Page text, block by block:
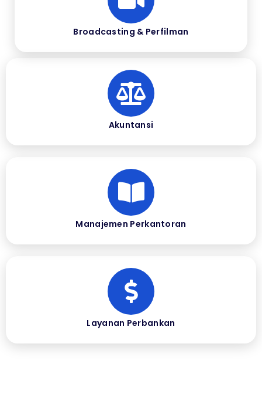
Broadcasting & Perfilman
Akuntansi
Manajemen Perkantoran
Layanan Perbankan